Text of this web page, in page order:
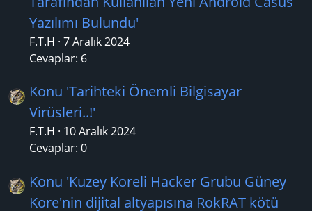
Yazılımı Bulundu'
F.T.H 7 Aralık 2024
Cevaplar: 6
Konu 'Tarihteki Önemli Bilgisayar
Virüsleri..!'
F.T.H
10 Aralık 2024
Cevaplar: 0
Konu 'Kuzey Koreli Hacker Grubu Güney
Kore'nin dijital altyapısına RokRAT kötü